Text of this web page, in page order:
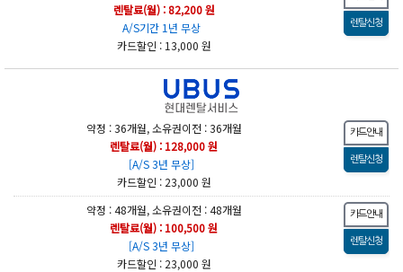
렌탈료(월) : 82,200 원
A/S기간 1년 무상
카드할인 : 13,000 원
약정 : 36개월, 소유권이전 : 36개월
렌탈료(월) : 128,000 원
[A/S 3년 무상]
카드할인 : 23,000 원
약정 : 48개월, 소유권이전 : 48개월
렌탈료(월) : 100,500 원
[A/S 3년 무상]
카드할인 : 23,000 원